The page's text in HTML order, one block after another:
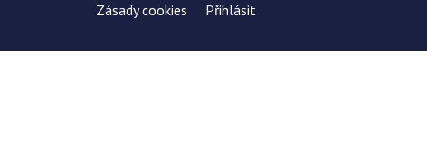
Zásady cookies
Přihlásit